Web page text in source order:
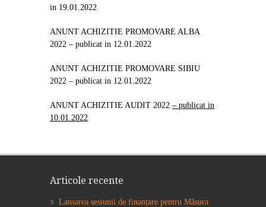
in 19.01.2022
ANUNT ACHIZITIE PROMOVARE ALBA
2022 – publicat in 12.01.2022
ANUNT ACHIZITIE PROMOVARE SIBIU
2022 – publicat in 12.01.2022
ANUNT ACHIZITIE AUDIT 2022 – publicat in
10.01.2022
Articole recente
Lansarea sesiunii de finanțare pentru Măsura